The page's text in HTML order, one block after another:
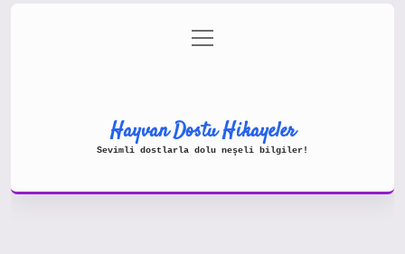
Gizlilik Politikası
menüyü
aç
Hayvan Dostu Hikayeler
Sevimli dostlarla dolu neşeli bilgiler!